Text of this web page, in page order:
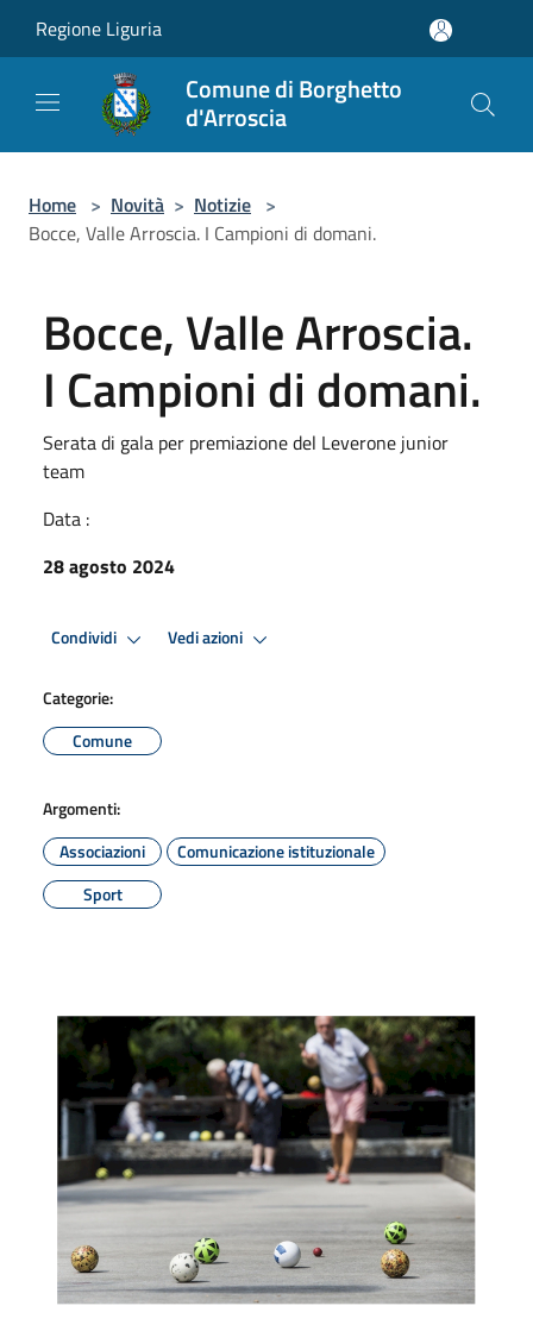
Regione Liguria
Comune di Borghetto
d'Arroscia
Home > Novità > Notizie >
Bocce, Valle Arroscia. I Campioni di domani.
Bocce, Valle Arroscia.
I Campioni di domani.
Serata di gala per premiazione del Leverone junior
team
Data :
28 agosto 2024
Condividi Vedi azioni
Categorie:
Comune
Argomenti:
Associazioni
Comunicazione istituzionale
Sport